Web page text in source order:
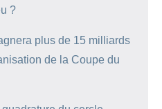
?
plus de 15 milliards
de la Coupe du